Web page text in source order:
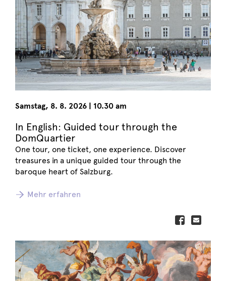
Samstag, 8. 8. 2026 | 10.30 am
In English: Guided tour through the
DomQuartier
One tour, one ticket, one experience. Discover
treasures in a unique guided tour through the
baroque heart of Salzburg.
Mehr erfahren